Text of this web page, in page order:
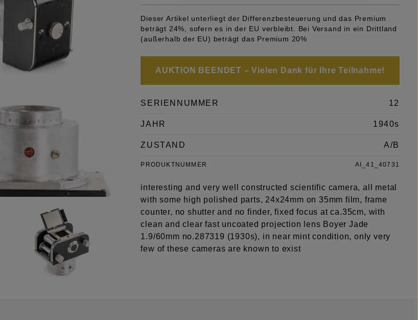
Dieser Artikel unterliegt der Differenzbesteuerung und das Premium
beträgt 24%, sofern es in der EU verbleibt. Bei Versand in ein Drittland
(außerhalb der EU) beträgt das Premium 20%
AUKTION BEENDET – Vielen Dank für Ihre Teilnahme!
SERIENNUMMER 12
JAHR 1940s
ZUSTAND A/B
PRODUKTNUMMER AI_41_40731
interesting and very well constructed scientific camera, all metal
with some high polished parts, 24x24mm on 35mm film, frame
counter, no shutter and no finder, fixed focus at ca.35cm, with
clean and clear fast uncoated projection lens Boyer Jade
1.9/60mm no.287319 (1930s), in near mint condition, only very
few of these cameras are known to exist